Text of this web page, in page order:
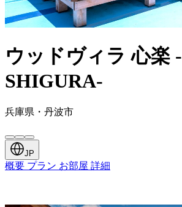
ウッドヴィラ 心楽 -
SHIGURA-
兵庫県・丹波市
JP
概要 プラン お部屋 詳細